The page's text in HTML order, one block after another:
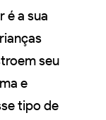
é a sua
seu
e
tipo de